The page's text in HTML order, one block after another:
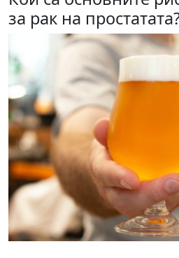
за рак на